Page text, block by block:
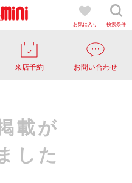
お気に入り 検索条件
来店予約 お問い合わせ
載が
した